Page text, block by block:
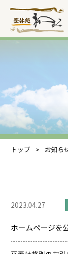
トップ > お知ら
2023.04.27
ホームページを